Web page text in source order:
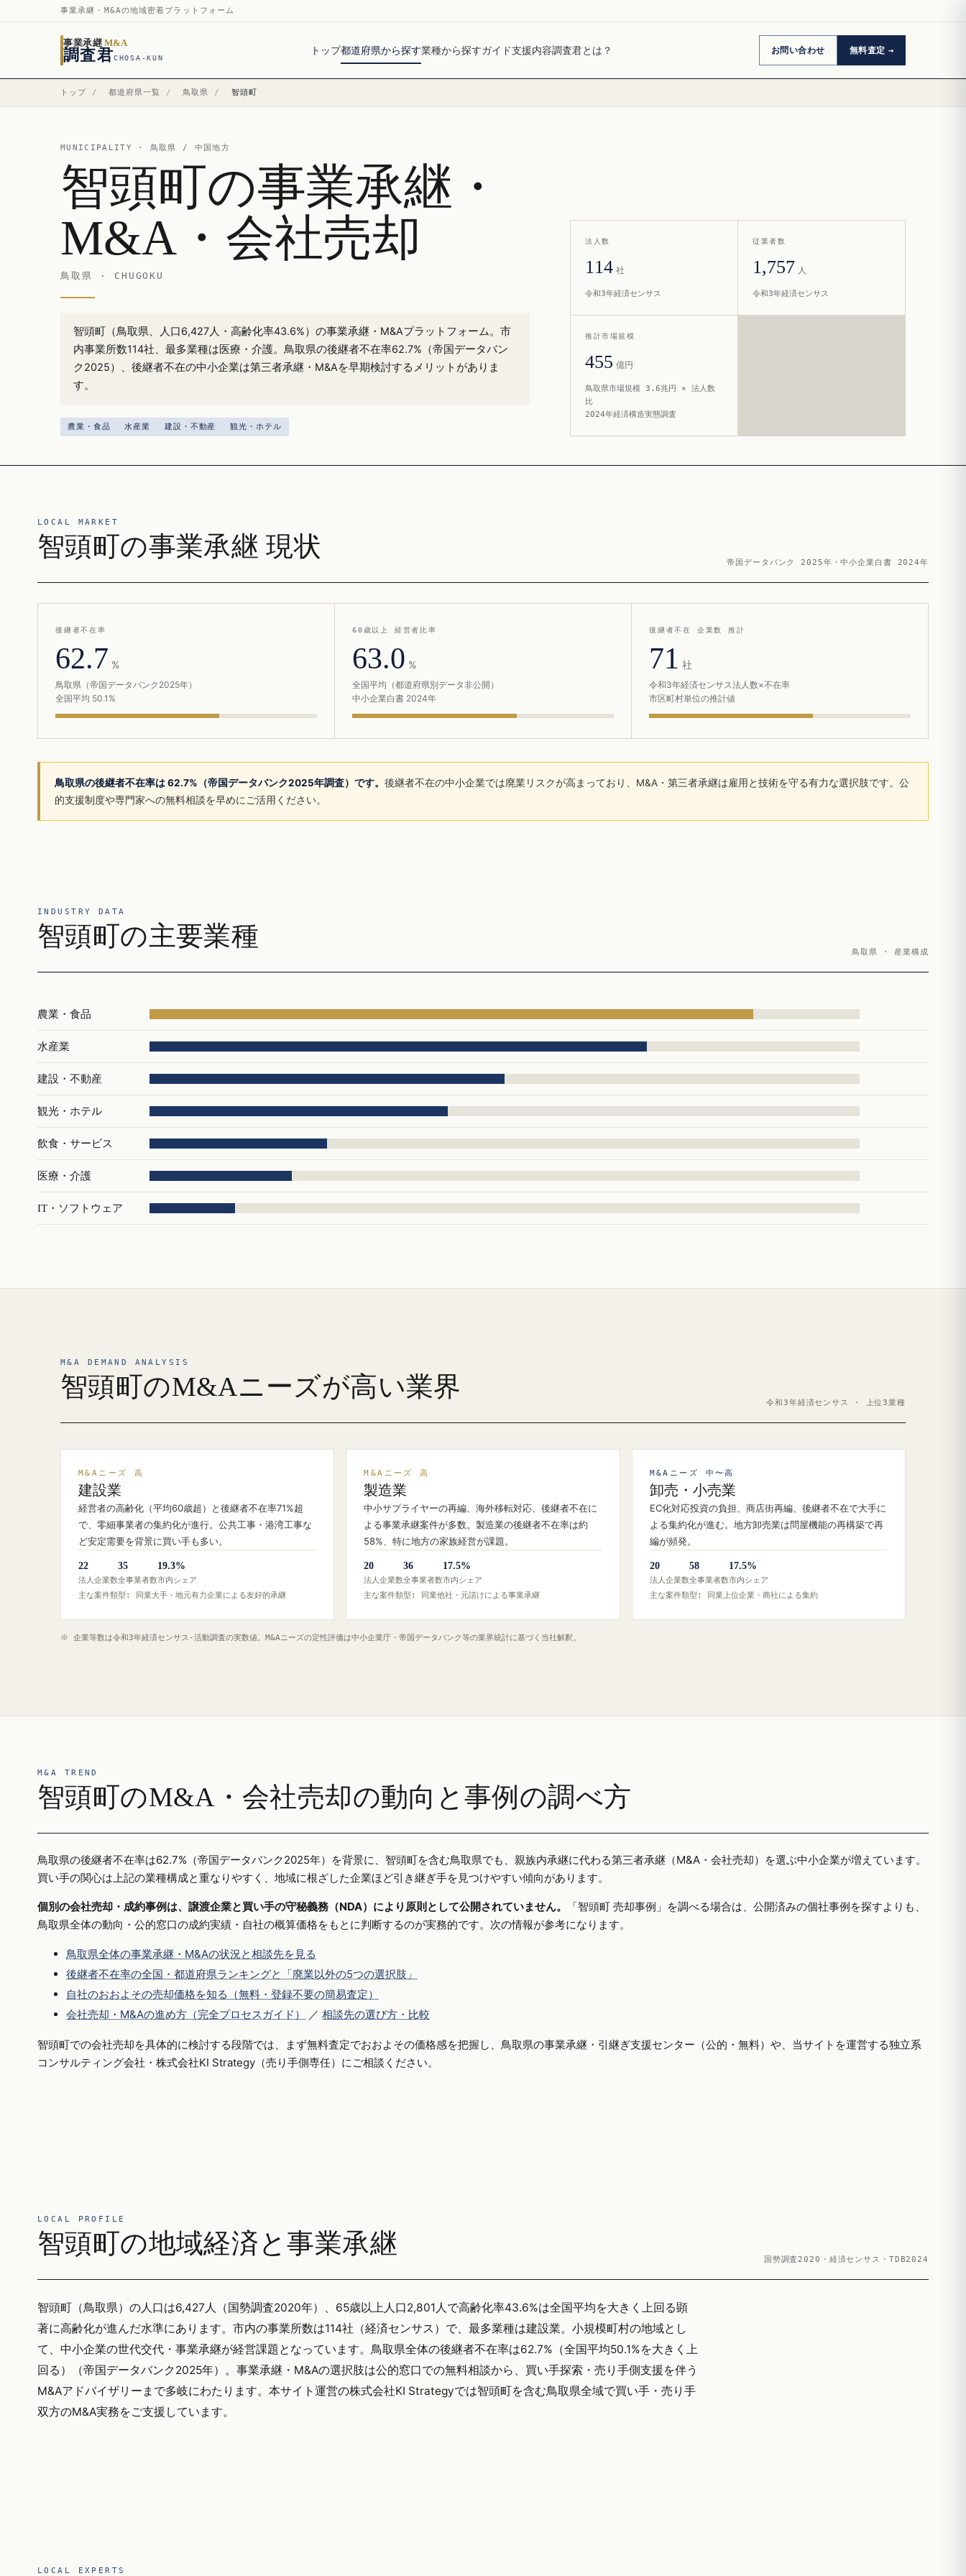
事業承継・M&Aの地域密着プラットフォーム
事業承継 M&A
調査君CHOSA-KUN
トップ都道府県から探す業種から探すガイド支援内容調査君とは？ お問い合わせ 無料査定
トップ / 都道府県一覧 / 鳥取県 / 智頭町
MUNICIPALITY · 鳥取県 / 中国地方
智頭町の事業承継・
M&A・会社売却
鳥取県 · CHUGOKU
智頭町（鳥取県、人口6,427人・高齢化率43.6%）の事業承継・M&Aプラットフォーム。市
内事業所数114社、最多業種は医療・介護。鳥取県の後継者不在率62.7%（帝国データバン
ク2025）、後継者不在の中小企業は第三者承継・M&Aを早期検討するメリットがありま
す。
農業・食品 水産業 建設・不動産 観光・ホテル
法人数
114 社
令和3年経済センサス
従業者数
1,757 人
令和3年経済センサス
推計市場規模
455 億円
鳥取県市場規模 3.6兆円 × 法人数
比
2024年経済構造実態調査
LOCAL MARKET
智頭町の事業承継 現状
帝国データバンク 2025年・中小企業白書 2024年
後継者不在率
62.7 %
鳥取県（帝国データバンク2025年）
全国平均 50.1%
60歳以上 経営者比率
63.0 %
全国平均（都道府県別データ非公開）
中小企業白書 2024年
後継者不在 企業数 推計
71 社
令和3年経済センサス法人数×不在率
市区町村単位の推計値
鳥取県の後継者不在率は 62.7%（帝国データバンク2025年調査）です。 後継者不在の中小企業では廃業リスクが高まっており、M&A・第三者承継は雇用と技術を守る有力な選択肢です。公
的支援制度や専門家への無料相談を早めにご活用ください。
INDUSTRY DATA
智頭町の主要業種
鳥取県 · 産業構成
農業・食品
水産業
建設・不動産
観光・ホテル
飲食・サービス
医療・介護
IT・ソフトウェア
M&A DEMAND ANALYSIS
智頭町のM&Aニーズが高い業界
令和3年経済センサス · 上位3業種
M&Aニーズ 高
建設業
経営者の高齢化（平均60歳超）と後継者不在率71%超
で、零細事業者の集約化が進行。公共工事・港湾工事な
ど安定需要を背景に買い手も多い。
22
法人企業数
35
全事業者数
19.3%
市内シェア
主な案件類型: 同業大手・地元有力企業による友好的承継
M&Aニーズ 高
製造業
中小サプライヤーの再編、海外移転対応、後継者不在に
よる事業承継案件が多数。製造業の後継者不在率は約
58%、特に地方の家族経営が課題。
20
法人企業数
36
全事業者数
17.5%
市内シェア
主な案件類型: 同業他社・元請けによる事業承継
M&Aニーズ 中〜高
卸売・小売業
EC化対応投資の負担、商店街再編、後継者不在で大手に
よる集約化が進む。地方卸売業は問屋機能の再構築で再
編が頻発。
20
法人企業数
58
全事業者数
17.5%
市内シェア
主な案件類型: 同業上位企業・商社による集約
※ 企業等数は令和3年経済センサス‐活動調査の実数値。M&Aニーズの定性評価は中小企業庁・帝国データバンク等の業界統計に基づく当社解釈。
M&A TREND
智頭町のM&A・会社売却の動向と事例の調べ方
鳥取県の後継者不在率は62.7%（帝国データバンク2025年）を背景に、智頭町を含む鳥取県でも、親族内承継に代わる第三者承継（M&A・会社売却）を選ぶ中小企業が増えています。
買い手の関心は上記の業種構成と重なりやすく、地域に根ざした企業ほど引き継ぎ手を見つけやすい傾向があります。
個別の会社売却・成約事例は、譲渡企業と買い手の守秘義務（NDA）により原則として公開されていません。
「智頭町 売却事例」を調べる場合は、公開済みの個社事例を探すよりも、
鳥取県全体の動向・公的窓口の成約実績・自社の概算価格をもとに判断するのが実務的です。次の情報が参考になります。
鳥取県全体の事業承継・M&Aの状況と相談先を見る
後継者不在率の全国・都道府県ランキングと「廃業以外の5つの選択肢」
自社のおおよその売却価格を知る（無料・登録不要の簡易査定）
会社売却・M&Aの進め方（完全プロセスガイド）
／ 相談先の選び方・比較
智頭町での会社売却を具体的に検討する段階では、まず無料査定でおおよその価格感を把握し、鳥取県の事業承継・引継ぎ支援センター（公的・無料）や、当サイトを運営する独立系
コンサルティング会社・株式会社KI Strategy（売り手側専任）にご相談ください。
LOCAL PROFILE
智頭町の地域経済と事業承継
国勢調査2020・経済センサス・TDB2024
智頭町（鳥取県）の人口は6,427人（国勢調査2020年）、65歳以上人口2,801人で高齢化率43.6%は全国平均を大きく上回る顕
著に高齢化が進んだ水準にあります。市内の事業所数は114社（経済センサス）で、最多業種は建設業。小規模町村の地域とし
て、中小企業の世代交代・事業承継が経営課題となっています。鳥取県全体の後継者不在率は62.7%（全国平均50.1%を大きく上
回る）（帝国データバンク2025年）。事業承継・M&Aの選択肢は公的窓口での無料相談から、買い手探索・売り手側支援を伴う
M&Aアドバイザリーまで多岐にわたります。本サイト運営の株式会社KI Strategyでは智頭町を含む鳥取県全域で買い手・売り手
双方のM&A実務をご支援しています。
LOCAL EXPERTS